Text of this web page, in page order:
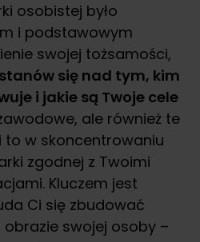
osobistej było
i podstawowym
swojej tożsamości,
się nad tym, kim
i jakie są Twoje cele
ale również te
to w skoncentrowaniu
zgodnej z Twoimi
Kluczem jest
Ci się zbudować
obrazie swojej osoby –